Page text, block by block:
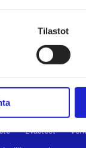
Tilastot
TYÖPAIKAT
Evästeet